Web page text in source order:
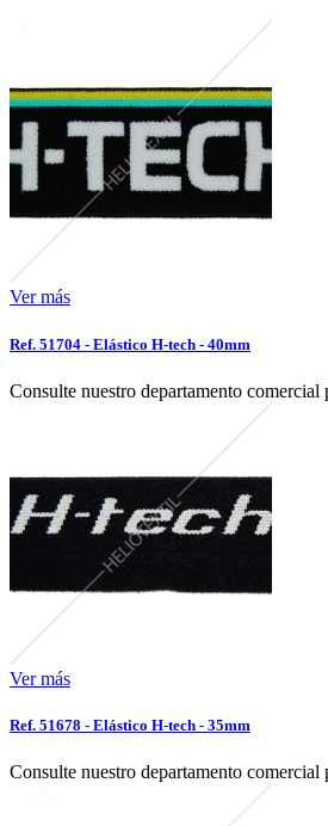
Ver más
Ref. 51704 - Elástico H-tech - 40mm
Consulte nuestro departamento comercial
Ver más
Ref. 51678 - Elástico H-tech - 35mm
Consulte nuestro departamento comercial